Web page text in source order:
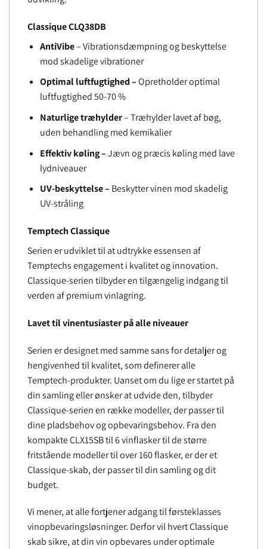
Classique CLQ38DB
AntiVibe– Vibrationsdæmpning og beskyttelse
mod skadelige vibrationer
Optimal luftfugtighed –Opretholder optimal
luftfugtighed 50-70 %
Naturlige træhylder– Træhylder lavet af bøg,
uden behandling med kemikalier
Effektiv køling –Jævn og præcis køling med lave
lydniveauer
UV-beskyttelse – Beskytter vinen mod skadelig
UV-stråling
Temptech Classique
Serien er udviklet til at udtrykke essensen af ​​
Temptechs engagement i kvalitet og innovation.
Classique-serien tilbyder en tilgængelig indgang til
verden af ​​premium vinlagring.
Lavet til vinentusiaster på alle niveauer
Serien er designet med samme sans for detaljer og
hengivenhed til kvalitet, som definerer alle
Temptech-produkter. Uanset om du lige er startet på
din samling eller ønsker at udvide den, tilbyder
Classique-serien en række modeller, der passer til
dine pladsbehov og opbevaringsbehov. Fra den
kompakte CLX15SB til 6 vinflasker til de større
fritstående modeller til over 160 flasker, er der et
Classique-skab, der passer til din samling og dit
budget.
Vi mener, at alle fortjener adgang til førsteklasses
vinopbevaringsløsninger. Derfor vil hvert Classique
skab sikre, at din vin opbevares under optimale